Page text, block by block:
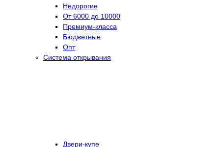
Недорогие
От 6000 до 10000
Премиум-класса
Бюджетные
Опт
Система открывания
Двери-купе